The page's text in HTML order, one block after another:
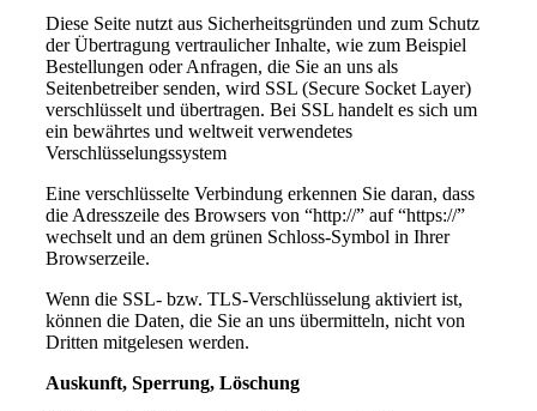
Diese Seite nutzt aus Sicherheitsgründen und zum Schutz
der Übertragung vertraulicher Inhalte, wie zum Beispiel
Bestellungen oder Anfragen, die Sie an uns als
Seitenbetreiber senden, wird SSL (Secure Socket Layer)
verschlüsselt und übertragen. Bei SSL handelt es sich um
ein bewährtes und weltweit verwendetes
Verschlüsselungssystem
Eine verschlüsselte Verbindung erkennen Sie daran, dass
die Adresszeile des Browsers von “http://” auf “https://”
wechselt und an dem grünen Schloss-Symbol in Ihrer
Browserzeile.
Wenn die SSL- bzw. TLS-Verschlüsselung aktiviert ist,
können die Daten, die Sie an uns übermitteln, nicht von
Dritten mitgelesen werden.
Auskunft, Sperrung, Löschung